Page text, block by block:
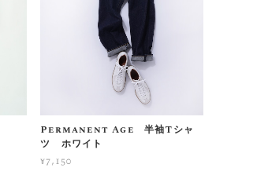
Permanent Age 半袖Tシャ
ツ ホワイト
¥7,150